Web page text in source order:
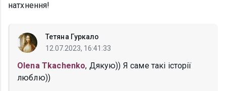
натхнення!
Тетяна Гуркало
12.07.2023, 16:41:33
Olena Tkachenko, Дякую)) Я саме такі історії
люблю))